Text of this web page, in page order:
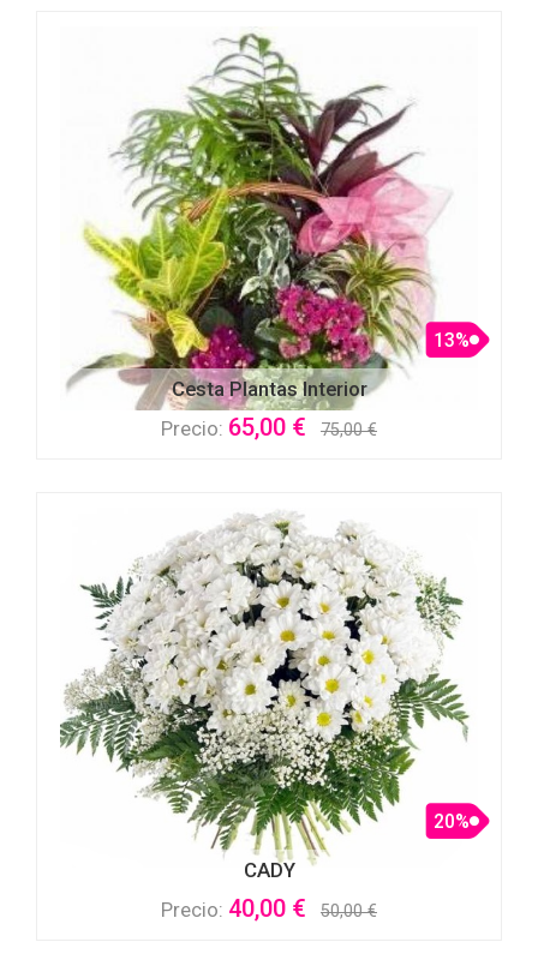
Cesta Plantas Interior
13%
Precio: 65,00 € 75,00 €
CADY
20%
Precio: 40,00 € 50,00 €